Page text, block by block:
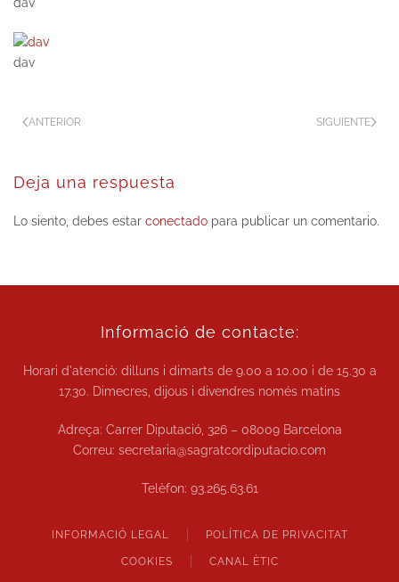
dav
ANTERIOR SIGUIENTE
Deja una respuesta
Lo siento, debes estar conectado para publicar un comentario.
Informació de contacte:
Horari d'atenció: dilluns i dimarts de9.00 a 10.00 i de 15.30 a
17.30. Dimecres, dijous i divendres només matins
Adreça: Carrer Diputació, 326 – 08009 Barcelona
Correu: secretaria@sagratcordiputacio.com
Telèfon: 93.265.63.61
INFORMACIÓ LEGAL POLÍTICA DE PRIVACITAT
COOKIES CANAL ÈTIC